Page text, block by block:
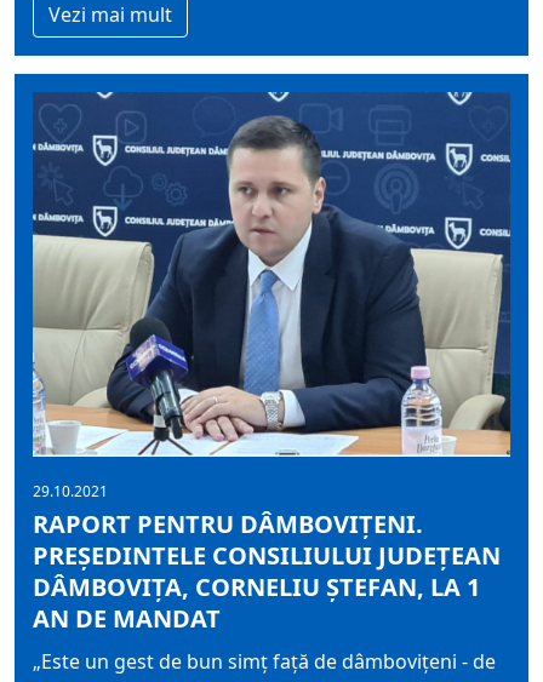
Vezi mai mult
29.10.2021
RAPORT PENTRU DÂMBOVIȚENI.
PREȘEDINTELE CONSILIULUI JUDEȚEAN
DÂMBOVIȚA, CORNELIU ȘTEFAN, LA 1
AN DE MANDAT
„Este un gest de bun simț față de dâmbovițeni - de